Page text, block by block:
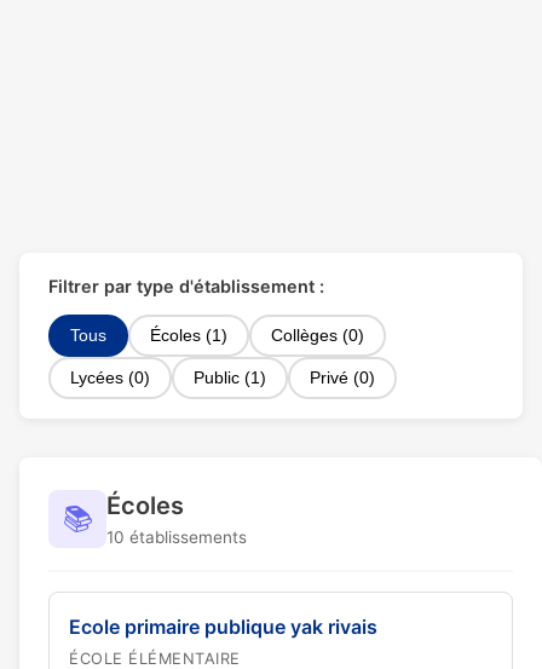
Filtrer par type d'établissement :
Tous Écoles (1) Collèges (0)
Lycées (0) Public (1) Privé (0)
📚 Écoles
10 établissements
Ecole primaire publique yak rivais
ÉCOLE ÉLÉMENTAIRE